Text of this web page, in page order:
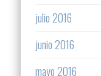
julio 2016
junio 2016
mayo 2016